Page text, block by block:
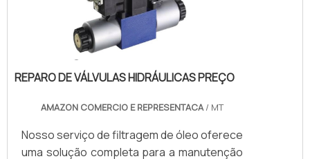
pneumático é fabri.
REPARO DE VÁLVULAS HIDRÁULICAS PREÇO
AMAZON COMERCIO E REPRESENTACA/ MT
Nosso serviço de filtragem de óleo oferece
uma solução completa para a manutenção